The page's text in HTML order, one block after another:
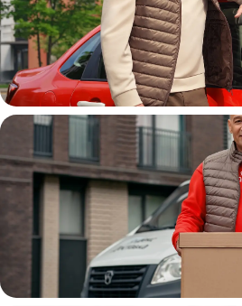
Автокурьер